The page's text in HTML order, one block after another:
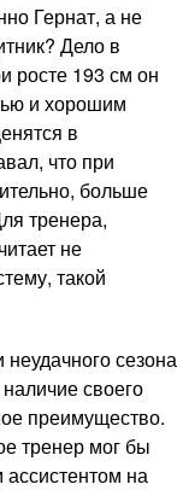
Гернат, а не
Дело в
росте 193 см он
и хорошим
в
что при
больше
тренера,
не
такой
сезона
своего
преимущество.
тренер мог бы
на